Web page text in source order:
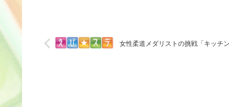
女性柔道メダリストの挑戦「キッチ